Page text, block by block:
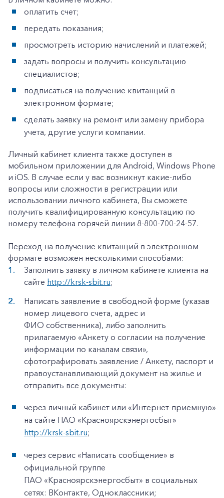
+7-800-700-24-57
Заказать обратный звонок
Частным клиентам
Корпоративным клиентам
оплатить счет;
передать показания;
просмотреть историю начислений и платежей;
задать вопросы и получить консультацию
специалистов;
подписаться на получение квитанций в
электронном формате;
сделать заявку на ремонт или замену прибора
учета, другие услуги компании.
Личный кабинет клиента также доступен в
мобильном приложении для Android, Windows Phone
и iOS. В случае если у вас возникнут какие-либо
вопросы или сложности в регистрации или
использовании личного кабинета, Вы сможете
получить квалифицированную консультацию по
номеру телефона горячей линии 8-800-700-24-57.
Переход на получение квитанций в электронном
формате возможен несколькими способами:
Заполнить заявку в личном кабинете клиента на
сайте http://krsk-sbit.ru;
Написать заявление в свободной форме (указав
номер лицевого счета, адрес и
ФИО собственника), либо заполнить
прилагаемую «Анкету о согласии на получение
информации по каналам связи»,
сфотографировать заявление / Анкету, паспорт и
правоустанавливающий документ на жилье и
отправить все документы:
через личный кабинет или «Интернет-приемную»
на сайте ПАО «Красноярскэнергосбыт»
http://krsk-sbit.ru;
через сервис «Написать сообщение» в
официальной группе
ПАО «Красноярскэнергосбыт» в социальных
сетях: ВКонтакте, Одноклассники;